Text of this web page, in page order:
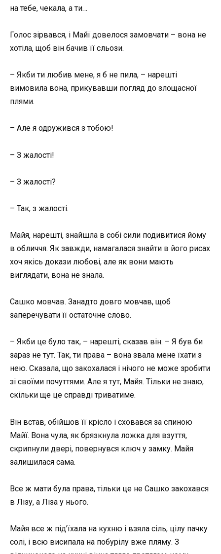
на тебе, чекала, а ти…
Голос зірвався, і Майї довелося замовчати – вона не
хотіла, щоб він бачив її сльози.
– Якби ти любив мене, я б не пила, – нарешті
вимовила вона, прикувавши погляд до злощасної
плями.
– Але я одружився з тобою!
– З жалості!
– З жалості?
– Так, з жалості.
Майя, нарешті, знайшла в собі сили подивитися йому
в обличчя. Як завжди, намагалася знайти в його рисах
хоч якісь докази любові, але як вони мають
виглядати, вона не знала.
Сашко мовчав. Занадто довго мовчав, щоб
заперечувати її остаточне слово.
– Якби це було так, – нарешті, сказав він. – Я був би
зараз не тут. Так, ти права – вона звала мене їхати з
нею. Сказала, що закохалася і нічого не може зробити
зі своїми почуттями. Але я тут, Майя. Тільки не знаю,
скільки ще це справді триватиме.
Він встав, обійшов її крісло і сховався за спиною
Майї. Вона чула, як брязкнула ложка для взуття,
скрипнули двері, повернувся ключ у замку. Майя
залишилася сама.
Все ж мати була права, тільки це не Сашко закохався
в Лізу, а Ліза у нього.
Майя все ж під’їхала на кухню і взяла сіль, цілу пачку
солі, і всю висипала на побурілу вже пляму. З